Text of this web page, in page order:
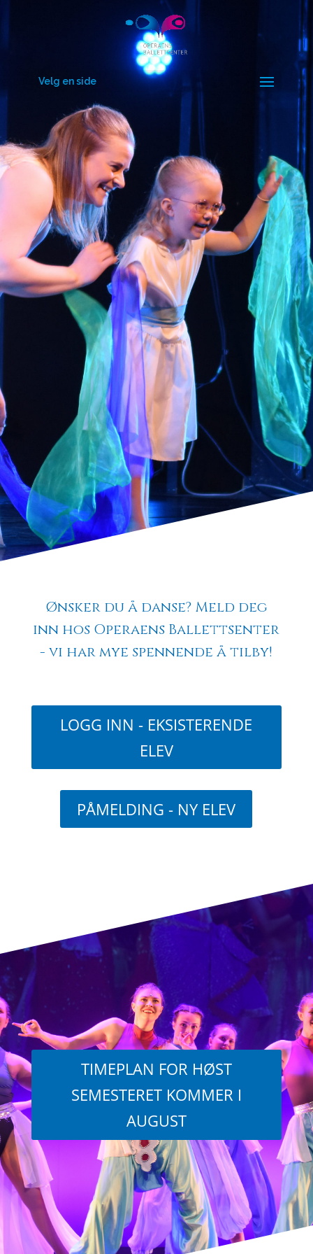
Velg en side
Ønsker du å danse? Meld deg
inn hos Operaens Ballettsenter
- vi har mye spennende å tilby!
LOGG INN - EKSISTERENDE
ELEV
PÅMELDING - NY ELEV
TIMEPLAN FOR HØST
SEMESTERET KOMMER I
AUGUST